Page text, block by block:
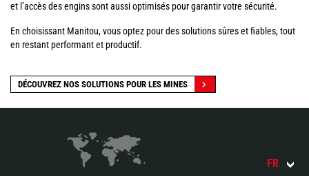
et l’accès des engins sont aussi optimisés pour garantir votre sécurité.
En choisissant Manitou, vous optez pour des solutions sûres et fiables, tout
en restant performant et productif.
DÉCOUVREZ NOS SOLUTIONS POUR LES MINES
FR